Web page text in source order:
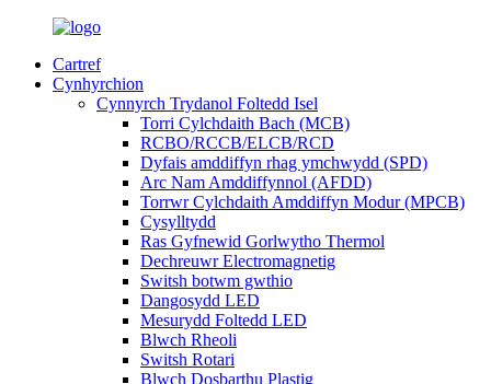
Cartref
Cynhyrchion
Cynnyrch Trydanol Foltedd Isel
Torri Cylchdaith Bach (MCB)
RCBO/RCCB/ELCB/RCD
Dyfais amddiffyn rhag ymchwydd (SPD)
Arc Nam Amddiffynnol (AFDD)
Torrwr Cylchdaith Amddiffyn Modur (MPCB)
Cysylltydd
Ras Gyfnewid Gorlwytho Thermol
Dechreuwr Electromagnetig
Switsh botwm gwthio
Dangosydd LED
Mesurydd Foltedd LED
Blwch Rheoli
Switsh Rotari
Blwch Dosbarthu Plastig